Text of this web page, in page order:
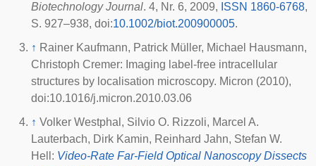
Biotechnology Journal. 4, Nr. 6, 2009, ISSN 1860-6768,
S. 927–938, doi:10.1002/biot.200900005.
↑ Rainer Kaufmann, Patrick Müller, Michael Hausmann,
Christoph Cremer: Imaging label-free intracellular
structures by localisation microscopy. Micron (2010),
doi:10.1016/j.micron.2010.03.06
↑ Volker Westphal, Silvio O. Rizzoli, Marcel A.
Lauterbach, Dirk Kamin, Reinhard Jahn, Stefan W.
Hell: Video-Rate Far-Field Optical Nanoscopy Dissects